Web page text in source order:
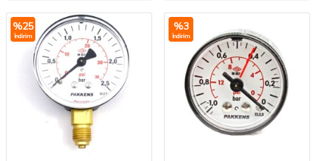
%25
İndirim
%3
İndirim